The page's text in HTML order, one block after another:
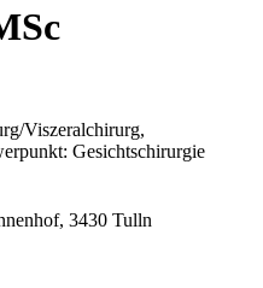
Viszeralchirurg,
Gesichtschirurgie
3430 Tulln